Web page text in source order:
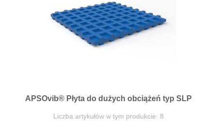
APSOvib® Płyta do dużych obciążeń typ SLP
Liczba artykułów w tym produkcie: 8